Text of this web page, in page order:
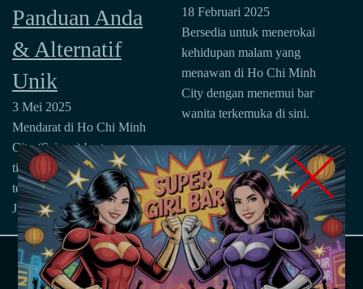
Panduan Anda
& Alternatif
Unik
3 Mei 2025
Mendarat di Ho Chi Minh
City (Saigon) bertenaga
tinggi? Matahari terbenam,
tetapi bandar itu menyala!
Jika anda sedang mencari…
18 Februari 2025
Bersedia untuk menerokai
kehidupan malam yang
menawan di Ho Chi Minh
City dengan menemui bar
wanita terkemuka di sini.